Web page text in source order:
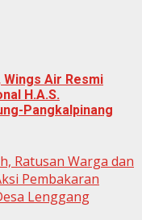
Air Resmi
H.A.S.
Pangkalpinang
Ratusan Warga dan
Pembakaran
Lenggang